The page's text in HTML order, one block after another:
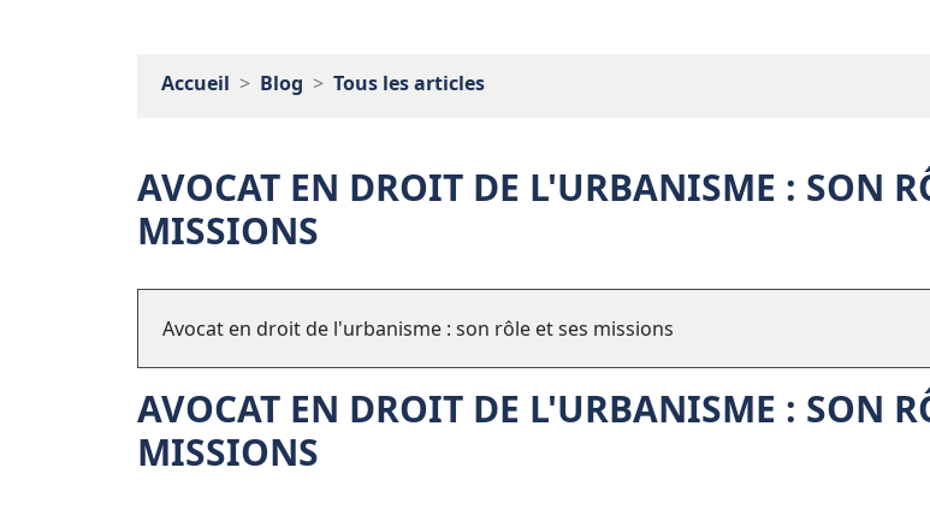
Accueil Blog Tous les articles
AVOCAT EN DROIT DE L'URBANISME : SON
MISSIONS
Avocat en droit de l'urbanisme : son rôle et ses missions
AVOCAT EN DROIT DE L'URBANISME : SON
MISSIONS